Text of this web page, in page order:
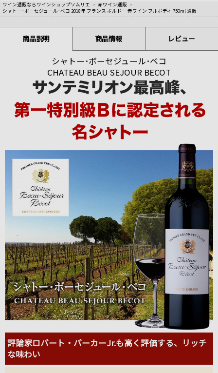
ワイン通販ならワインショップソムリエ > 赤ワイン通販 >
シャトー･ボーセジュール･ベコ 2018年 フランス ボルドー 赤ワイン フルボディ 750ml 通販
商品説明 商品情報 レビュー
シャトー･ボーセジュール･ベコ
CHATEAU BEAU SEJOUR BECOT
評論家ロバート・パーカーJr.も高く評価する、リッチ
な味わい